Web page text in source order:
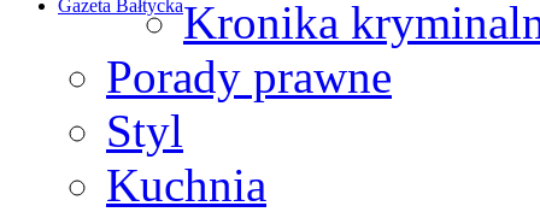
Gazeta BałtyckaKronika
Porady prawne
Styl
Kuchnia